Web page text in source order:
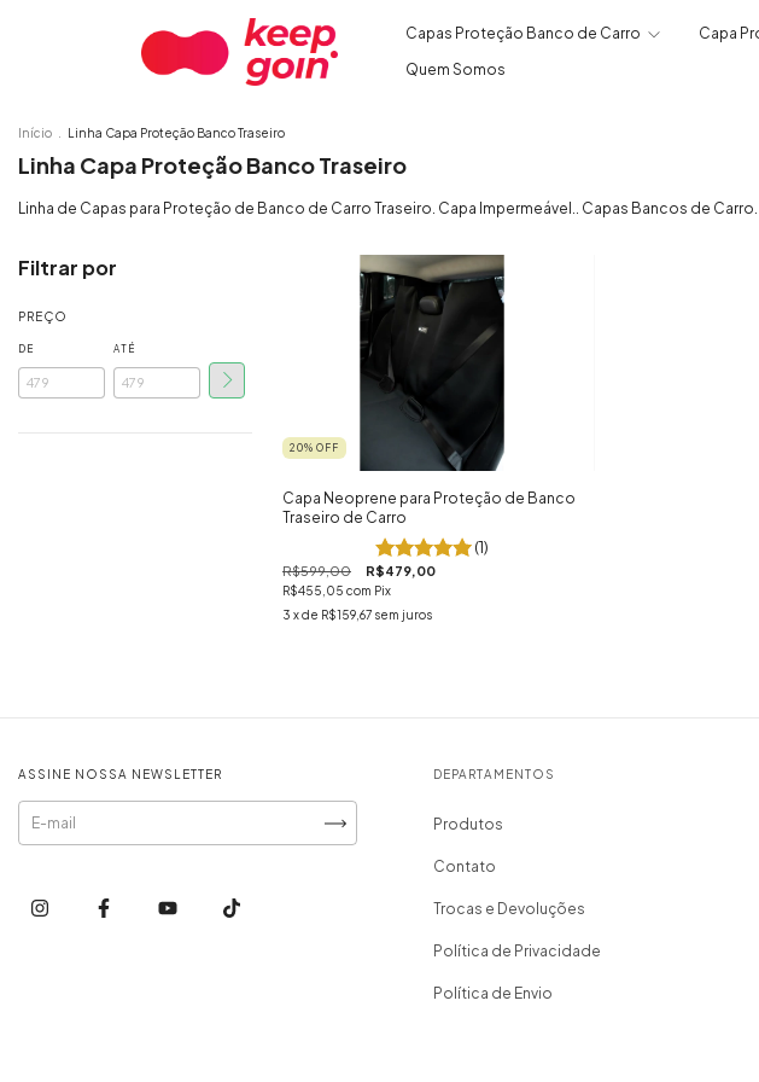
Capas Proteção Banco de Carro Capa
Quem Somos
Início Linha Capa Proteção Banco Traseiro
Linha Capa Proteção Banco Traseiro
Linha de Capas para Proteção de Banco de Carro Traseiro. Capa Impermeável.. Capas Bancos de
Filtrar por
PREÇO
DE ATÉ
20% OFF
Capa Neoprene para Proteção de Banco
Traseiro de Carro
(1)
R$599,00 R$479,00
R$455,05 com Pix
3 x de R$159,67 sem juros
ASSINE NOSSA NEWSLETTER DEPARTAMENTOS
Produtos
Contato
Trocas e Devoluções
Política de Privacidade
Política de Envio